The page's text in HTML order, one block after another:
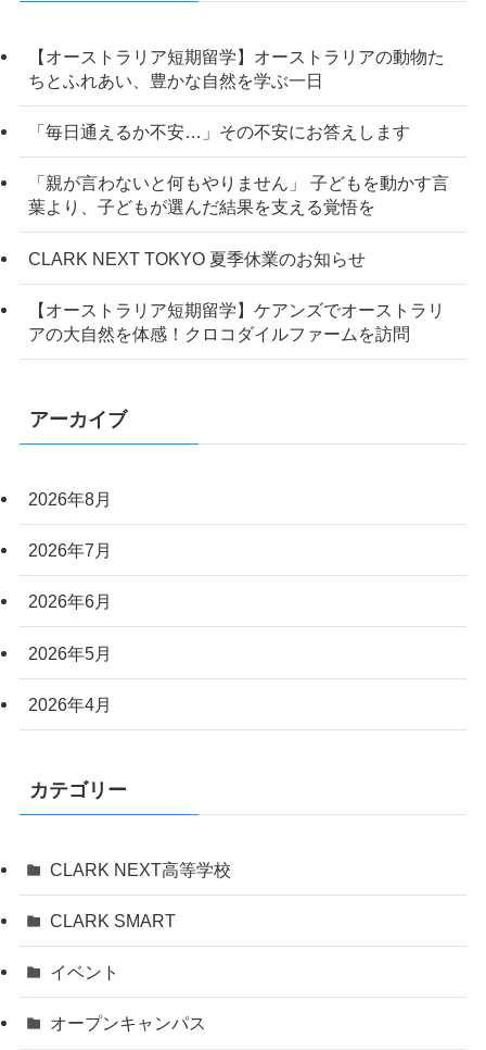
【オーストラリア短期留学】オーストラリアの動物た
ちとふれあい、豊かな自然を学ぶ一日
「毎日通えるか不安…」その不安にお答えします
「親が言わないと何もやりません」 子どもを動かす言
葉より、子どもが選んだ結果を支える覚悟を
CLARK NEXT TOKYO 夏季休業のお知らせ
【オーストラリア短期留学】ケアンズでオーストラリ
アの大自然を体感！クロコダイルファームを訪問
アーカイブ
2026年8月
2026年7月
2026年6月
2026年5月
2026年4月
カテゴリー
CLARK NEXT高等学校
CLARK SMART
イベント
オープンキャンパス